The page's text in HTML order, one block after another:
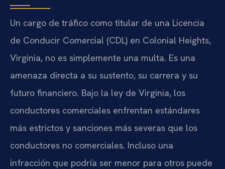
Un cargo de tráfico como titular de una Licencia
de Conducir Comercial (CDL) en Colonial Heights,
Virginia, no es simplemente una multa. Es una
amenaza directa a su sustento, su carrera y su
futuro financiero. Bajo la ley de Virginia, los
conductores comerciales enfrentan estándares
más estrictos y sanciones más severas que los
conductores no comerciales. Incluso una
infracción que podría ser menor para otros puede